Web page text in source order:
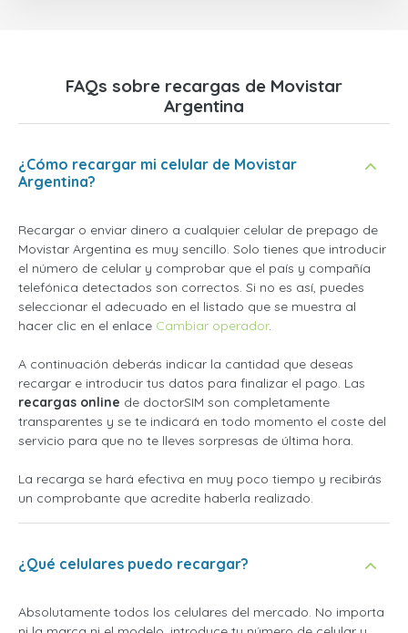
FAQs sobre recargas de Movistar
Argentina
¿Cómo recargar mi celular de Movistar
Argentina?
Recargar o enviar dinero a cualquier celular de prepago de
Movistar Argentina es muy sencillo. Solo tienes que introducir
el número de celular y comprobar que el país y compañía
telefónica detectados son correctos. Si no es así, puedes
seleccionar el adecuado en el listado que se muestra al
hacer clic en el enlace Cambiar operador.
A continuación deberás indicar la cantidad que deseas
recargar e introducir tus datos para finalizar el pago. Las
recargas online de doctorSIM son completamente
transparentes y se te indicará en todo momento el coste del
servicio para que no te lleves sorpresas de última hora.
La recarga se hará efectiva en muy poco tiempo y recibirás
un comprobante que acredite haberla realizado.
¿Qué celulares puedo recargar?
Absolutamente todos los celulares del mercado. No importa